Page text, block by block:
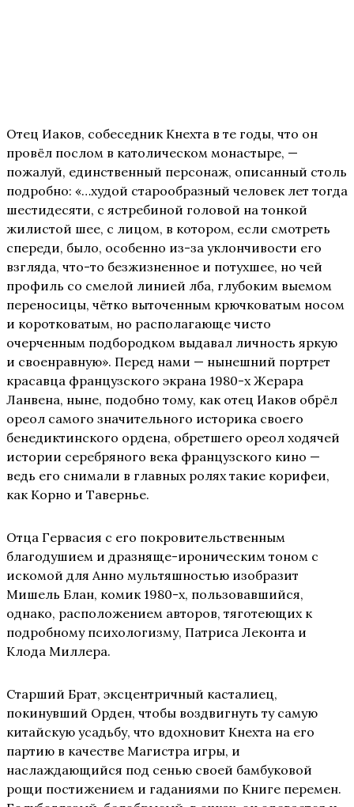
Отец Иаков, собеседник Кнехта в те годы, что он
провёл послом в католическом монастыре, —
пожалуй, единственный персонаж, описанный столь
подробно: «…худой старообразный человек лет тогда
шестидесяти, с ястребиной головой на тонкой
жилистой шее, с лицом, в котором, если смотреть
спереди, было, особенно из-за уклончивости его
взгляда, что-то безжизненное и потухшее, но чей
профиль со смелой линией лба, глубоким выемом
переносицы, чётко выточенным крючковатым носом
и коротковатым, но располагающе чисто
очерченным подбородком выдавал личность яркую
и своенравную». Перед нами — нынешний портрет
красавца французского экрана 1980-х Жерара
Ланвена, ныне, подобно тому, как отец Иаков обрёл
ореол самого значительного историка своего
бенедиктинского ордена, обретшего ореол ходячей
истории серебряного века французского кино —
ведь его снимали в главных ролях такие корифеи,
как Корно и Тавернье.
Отца Гервасия с его покровительственным
благодушием и дразняще-ироническим тоном с
искомой для Анно мультяшностью изобразит
Мишель Блан, комик 1980-х, пользовавшийся,
однако, расположением авторов, тяготеющих к
подробному психологизму, Патриса Леконта и
Клода Миллера.
Старший Брат, эксцентричный касталиец,
покинувший Орден, чтобы воздвигнуть ту самую
китайскую усадьбу, что вдохновит Кнехта на его
партию в качестве Магистра игры, и
наслаждающийся под сенью своей бамбуковой
рощи постижением и гаданиями по Книге перемен.